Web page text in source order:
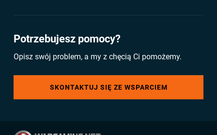
Potrzebujesz pomocy?
Opisz swój problem, a my z chęcią Ci pomożemy.
SKONTAKTUJ SIĘ ZE WSPARCIEM